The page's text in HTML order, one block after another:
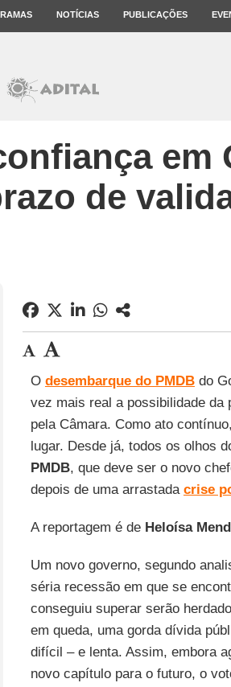
NOTÍCIAS PUBLICAÇÕES
em
de
O desembarque do PMDBdo
vez mais real a possibilidade da
pela Câmara. Como ato
lugar. Desde já, todos os olhos
PMDB, que deve ser o novo
depois de uma arrastada crise
A reportagem é de Heloísa
Um novo governo, segundo
séria recessão em que se
conseguiu superar serão
em queda, uma gorda dívida
difícil – e lenta. Assim, embora
novo capítulo para o futuro, o